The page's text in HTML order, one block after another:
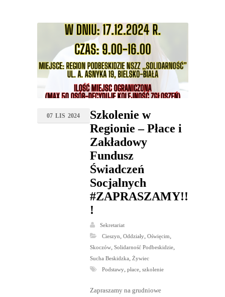
07 LIS 2024
Szkolenie w
Regionie – Płace i
Zakładowy
Fundusz
Świadczeń
Socjalnych
#ZAPRASZAMY!!
!
Sekretariat
Cieszyn, Oddziały, Oświęcim,
Skoczów, Solidarność Podbeskidzie,
Sucha Beskidzka, Żywiec
Podstawy, płace, szkolenie
Zapraszamy na grudniowe